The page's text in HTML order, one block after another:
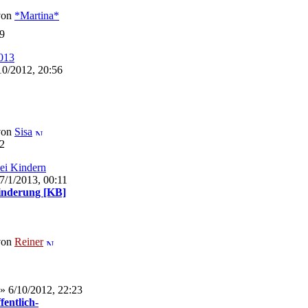
*Martina*
2012, 20:56
Sisa
Kindern
1/2013, 00:11
[KB]
Reiner
6/10/2012, 22:23